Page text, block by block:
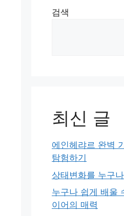
검색
최신 글
에인헤랴르 완벽
탐험하기
상태변화를 누구
누구나 쉽게 배울
이어의 매력